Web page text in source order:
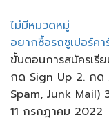
ไม่มีหมวดหมู่
อยากซื้อรถซูเปอร์ค
ขั้นตอนการสมัครเรี
กด Sign Up 2. กด
Spam, Junk Mail)
11 กรกฎาคม 2022